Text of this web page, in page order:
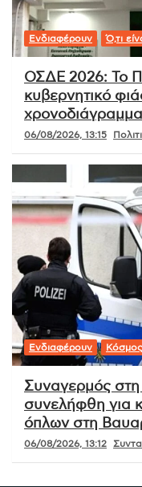
Ενδιαφέρουν Ό,τι
ΟΣΔΕ 2026: Το
κυβερνητικό
χρονοδιάγραμμα
06/08/2026, 13:15
Ενδιαφέρουν Κόσμος
Συναγερμός
συνελήφθη για
όπλων στη
06/08/2026, 13:12